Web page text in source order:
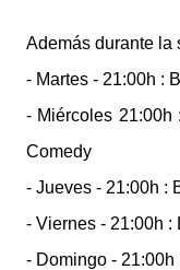
Además durante la
- Martes - 21:00h :
- Miércoles 21:00h
Comedy
- Jueves - 21:00h :
- Viernes - 21:00h :
- Domingo -